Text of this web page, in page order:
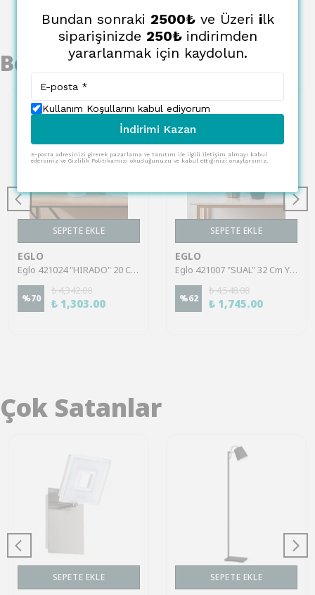
Benzer Ürünler
SEPETE EKLE
EGLO
Eglo 421024 "HIRADO" 20 Cm Yüksekliğinde Beyaz Seramik Vazo
%70
₺ 4,342.00
₺ 1,303.00
SEPETE EKLE
EGLO
Eglo 421007 "SUAL" 32 Cm Yüksekliğinde Pirinç, Siyah Seramik Vazo
%62
₺ 4,548.00
₺ 1,745.00
Çok Satanlar
SEPETE EKLE SEPETE EKLE
Bundan sonraki 2500₺ve Üzeri ilk
siparişinizde 250₺ indirimden
yararlanmak için kaydolun.
Kullanım Koşullarını kabul ediyorum
İndirimi Kazan
E-posta adresinizi girerek pazarlama ve tanıtım ile ilgili iletişim almayı kabul
edersiniz ve Gizlilik Politikamızı okuduğunuzu ve kabul ettiğinizi onaylarsınız.